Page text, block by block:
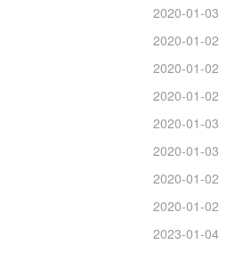
2020-01-03
2020-01-02
2020-01-02
2020-01-02
2020-01-03
2020-01-03
2020-01-02
2020-01-02
2023-01-04